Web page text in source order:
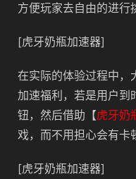
方便玩家去自由的进行
[虎牙奶瓶加速器]
在实际的体验过程中，
加速福利，若是用户到
钮，然后借助【虎牙奶
戏，而不用担心会有卡
[虎牙奶瓶加速器]